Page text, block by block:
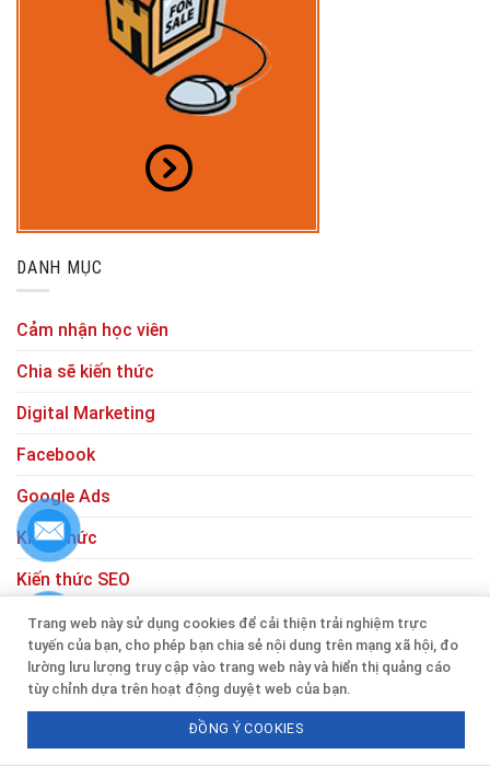
DANH MỤC
Cảm nhận học viên
Chia sẽ kiến thức
Digital Marketing
Facebook
Google Ads
Kiến Thức
Kiến thức SEO
Thiết kế quảng cáo
Thiết kế web
Tiktok
Tin tức
Trang web này sử dụng cookies để cải thiện trải nghiệm trực
tuyến của bạn, cho phép bạn chia sẻ nội dung trên mạng xã hội, đo
lường lưu lượng truy cập vào trang web này và hiển thị quảng cáo
tùy chỉnh dựa trên hoạt động duyệt web của bạn.
ĐỒNG Ý COOKIES